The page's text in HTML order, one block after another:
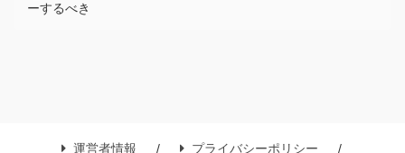
ーするべき
運営者情報 プライバシーポリシー